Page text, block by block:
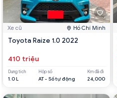
Xe cũ Hồ Chí Minh
Toyota Raize 1.0 2022
410 triệu
Dung tích
1.0 L
Hộp số
AT - Số tự động
Km đã đi
24,000